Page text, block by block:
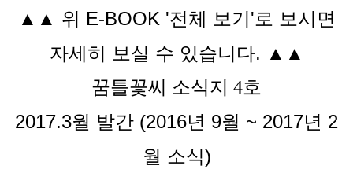
▲ ▲ 위 E-BOOK '전체 보기'로 보시면
자세히 보실 수 있습니다. ▲ ▲
꿈틀꽃씨 소식지 4호
2017.3월 발간 (2016년 9월 ~ 2017년 2
월 소식)